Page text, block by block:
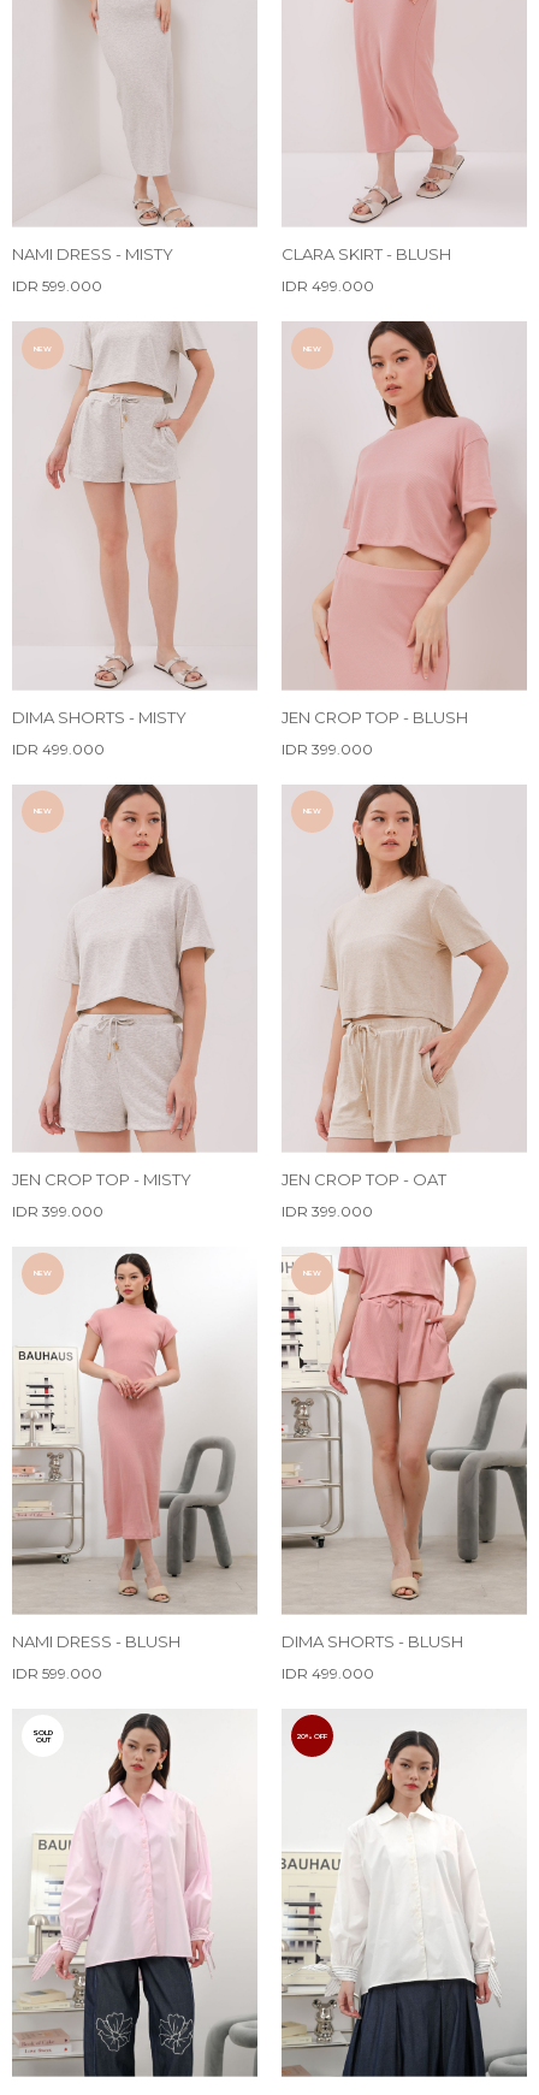
NAMI DRESS - MISTY
IDR 599.000
CLARA SKIRT - BLUSH
IDR 499.000
NEW
DIMA SHORTS - MISTY
IDR 499.000
NEW
JEN CROP TOP - BLUSH
IDR 399.000
NEW
JEN CROP TOP - MISTY
IDR 399.000
NEW
JEN CROP TOP - OAT
IDR 399.000
NEW
NAMI DRESS - BLUSH
IDR 599.000
NEW
DIMA SHORTS - BLUSH
IDR 499.000
SOLD
OUT 20% OFF